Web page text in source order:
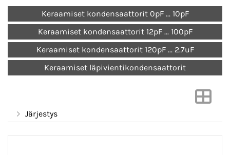
Keraamiset kondensaattorit 0pF ... 10pF
Keraamiset kondensaattorit 12pF ... 100pF
Keraamiset kondensaattorit 120pF ... 2.7uF
Keraamiset läpivientikondensaattorit
Järjestys